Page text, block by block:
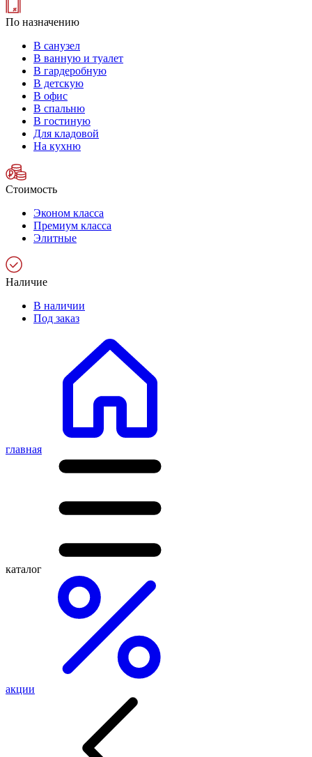
По назначению
В санузел
В ванную и туалет
В гардеробную
В детскую
В офис
В спальню
В гостиную
Для кладовой
На кухню
Стоимость
Эконом класса
Премиум класса
Элитные
Наличие
В наличии
Под заказ
главная
каталог
акции